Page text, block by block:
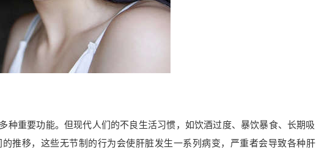
种重要功能。但现代人们的不良生活习惯，如饮酒过度、暴饮暴食、长期吸
推移，这些无节制的行为会使肝脏发生一系列病变，严重者会导致各种肝